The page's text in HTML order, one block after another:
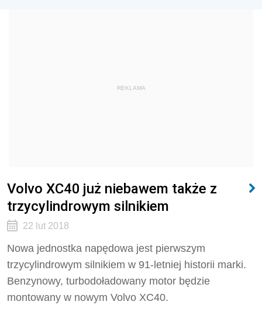
REKLAMA
Volvo XC40 już niebawem także z
trzycylindrowym silnikiem
22 lut 2018
Nowa jednostka napędowa jest pierwszym
trzycylindrowym silnikiem w 91-letniej historii marki.
Benzynowy, turbodoładowany motor będzie
montowany w nowym Volvo XC40.